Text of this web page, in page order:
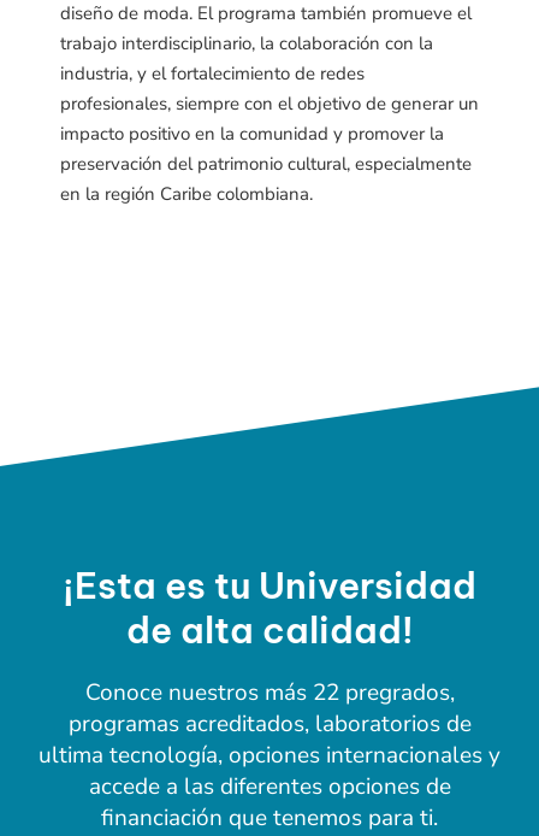
diseño de moda. El programa también promueve el
trabajo interdisciplinario, la colaboración con la
industria, y el fortalecimiento de redes
profesionales, siempre con el objetivo de generar un
impacto positivo en la comunidad y promover la
preservación del patrimonio cultural, especialmente
en la región Caribe colombiana.
¡Esta es tu Universidad
de alta calidad!
Conoce nuestros más 22 pregrados,
programas acreditados, laboratorios de
ultima tecnología, opciones internacionales y
accede a las diferentes opciones de
financiación que tenemos para ti.